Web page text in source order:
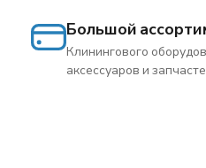
Большой
Клинингового
аксессуаров и